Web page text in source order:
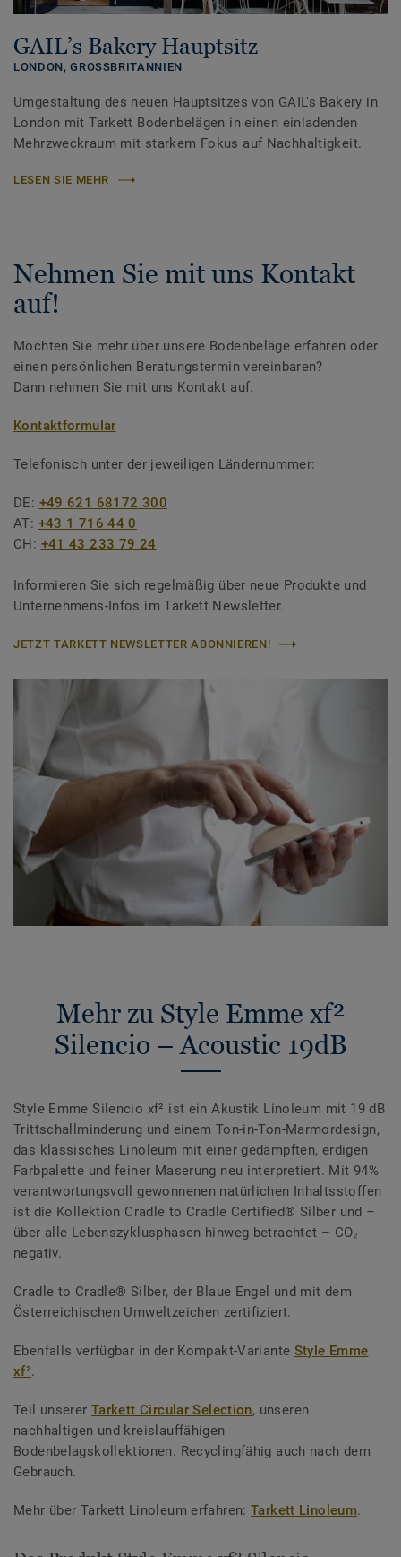
GAIL’s Bakery Hauptsitz
LONDON,GROSSBRITANNIEN
Umgestaltung des neuen Hauptsitzes von GAIL's Bakery in
London mit Tarkett Bodenbelägen in einen einladenden
Mehrzweckraum mit starkem Fokus auf Nachhaltigkeit.
LESEN SIE MEHR
Nehmen Sie mit uns Kontakt
auf!
Möchten Sie mehr über unsere Bodenbeläge erfahren oder
einen persönlichen Beratungstermin vereinbaren?
Dann nehmen Sie mit uns Kontakt auf.
Kontaktformular
Telefonisch unter der jeweiligen Ländernummer:
DE: +49 621 68172 300
AT: +43 1 716 44 0
CH: +41 43 233 79 24
Informieren Sie sich regelmäßig über neue Produkte und
Unternehmens-Infos im Tarkett Newsletter.
JETZT TARKETT NEWSLETTER ABONNIEREN!
Mehr zu Style Emme xf²
Silencio – Acoustic 19dB
Style Emme Silencio xf² ist ein Akustik Linoleum mit 19 dB
Trittschallminderung und einem Ton-in-Ton-Marmordesign,
das klassisches Linoleum mit einer gedämpften, erdigen
Farbpalette und feiner Maserung neu interpretiert. Mit 94%
verantwortungsvoll gewonnenen natürlichen Inhaltsstoffen
ist die Kollektion Cradle to Cradle Certified® Silber und –
über alle Lebenszyklusphasen hinweg betrachtet – CO₂-
negativ.
Cradle to Cradle® Silber, der Blaue Engel und mit dem
Österreichischen Umweltzeichen zertifiziert.
Ebenfalls verfügbar in der Kompakt-Variante Style Emme
xf².
Teil unserer Tarkett Circular Selection, unseren
nachhaltigen und kreislauffähigen
Bodenbelagskollektionen. Recyclingfähig auch nach dem
Gebrauch.
Mehr über Tarkett Linoleum erfahren:Tarkett Linoleum.